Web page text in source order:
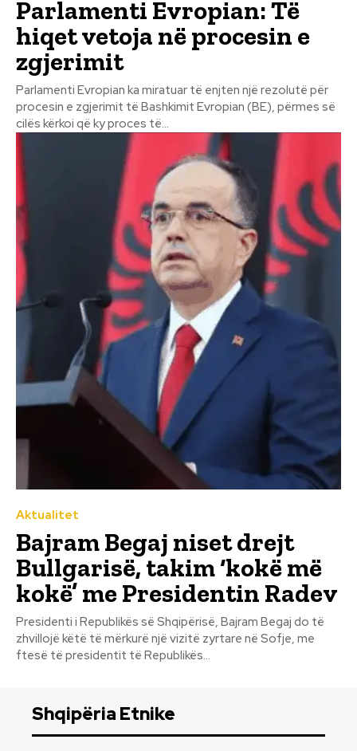
Parlamenti Evropian: Të
hiqet vetoja në procesin e
zgjerimit
Parlamenti Evropian ka miratuar të enjten një rezolutë për
procesin e zgjerimit të Bashkimit Evropian (BE), përmes së
cilës kërkoi që ky proces të...
Aktualitet
Bajram Begaj niset drejt
Bullgarisë, takim ‘kokë më
kokë’ me Presidentin Radev
Presidenti i Republikës së Shqipërisë, Bajram Begaj do të
zhvillojë këtë të mërkurë një vizitë zyrtare në Sofje, me
ftesë të presidentit të Republikës...
Shqipëria Etnike